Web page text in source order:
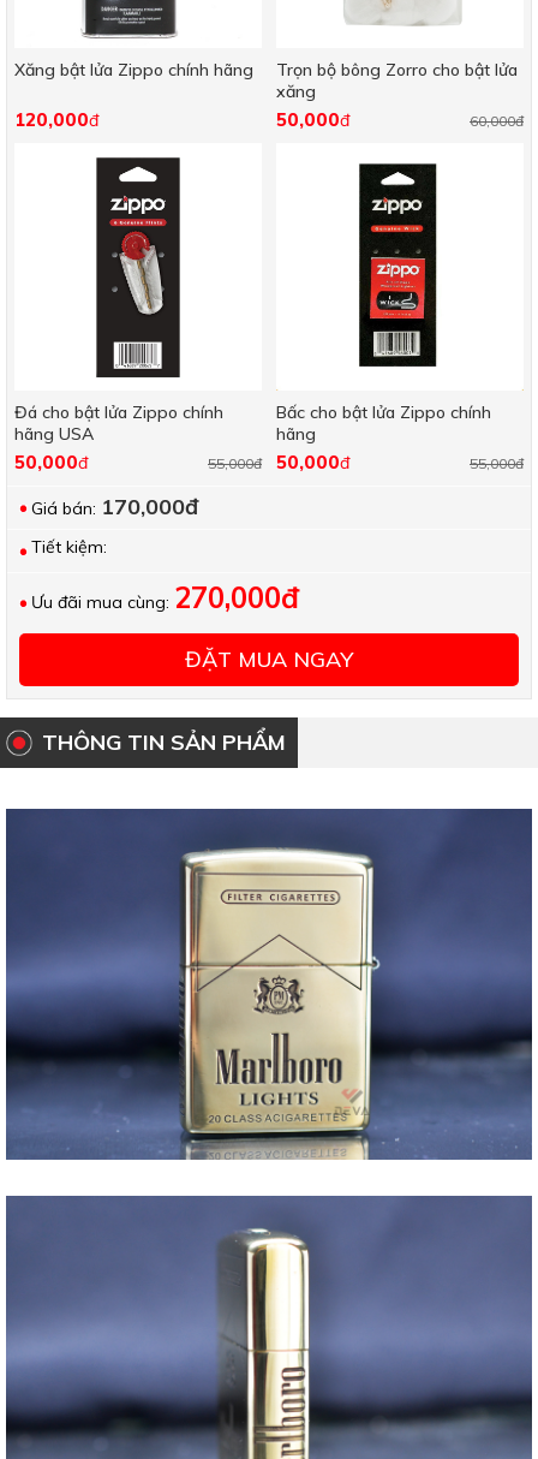
Xăng bật lửa Zippo chính hãng
120,000đ
Trọn bộ bông Zorro cho bật lửa
xăng
60,000đ
50,000đ
Đá cho bật lửa Zippo chính
hãng USA
55,000đ
50,000đ
Bấc cho bật lửa Zippo chính
hãng
55,000đ
50,000đ
Giá bán: 170,000đ
Tiết kiệm:
Ưu đãi mua cùng: 270,000đ
ĐẶT MUA NGAY
THÔNG TIN SẢN PHẨM